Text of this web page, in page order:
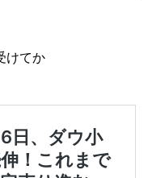
けてか